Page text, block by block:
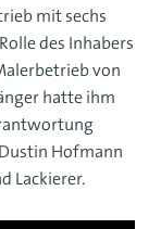
mit sechs
des Inhabers
von
hatte ihm
Hofmann
Lackierer.